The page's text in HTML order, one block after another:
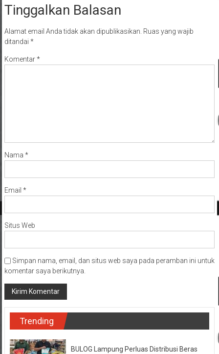
Tinggalkan Balasan
Alamat email Anda tidak akan dipublikasikan. Ruas yang wajib
ditandai *
Komentar*
Nama *
Email *
Situs Web
Simpan nama, email, dan situs web saya pada peramban ini untuk
komentar saya berikutnya.
Trending
BULOG Lampung Perluas Distribusi Beras